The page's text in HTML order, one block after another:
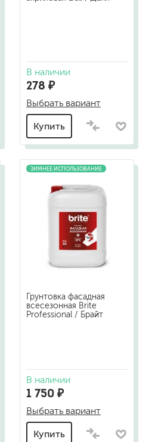
В наличии
278 ₽
Выбрать вариант
Купить
ЗИМНЕЕ ИСПОЛЬЗОВАНИЕ
Грунтовка фасадная
всесезонная Brite
Professional / Брайт
В наличии
1 750 ₽
Выбрать вариант
Купить